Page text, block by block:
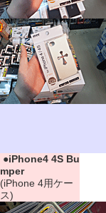
●iPhone4 4S Bu
mper
(iPhone 4用ケー
ス)